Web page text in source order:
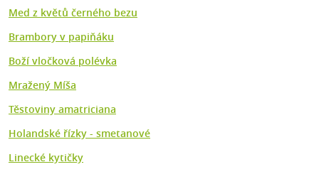
Med z květů černého bezu
Brambory v papiňáku
Boží vločková polévka
Mražený Míša
Těstoviny amatriciana
Holandské řízky - smetanové
Linecké kytičky